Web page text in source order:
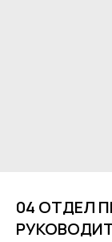
04 ОТДЕЛ